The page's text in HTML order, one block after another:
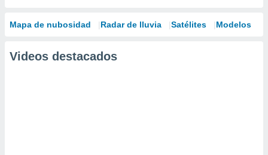
Mapa de nubosidad Radar de lluvia Satélites Modelos
Videos destacados